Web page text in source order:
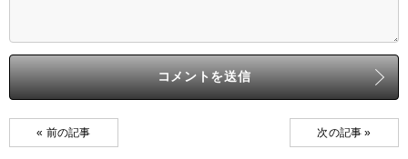
« 前の記事 次の記事 »